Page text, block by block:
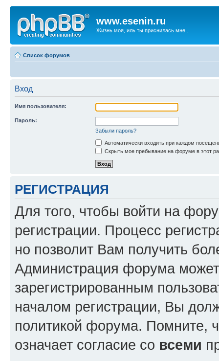
www.esenin.ru
Жизнь моя, иль ты приснилась мне...
Список форумов
Вход
Имя пользователя:
Пароль:
Забыли пароль?
Автоматически входить при каждом
Скрыть мое пребывание на форуме в этот
РЕГИСТРАЦИЯ
Для того, чтобы войти на
регистрации. Процесс
но позволит Вам получить
Администрация форума может
зарегистрированным
началом регистрации, Вы
политикой форума. Помните,
означает согласие со всеми